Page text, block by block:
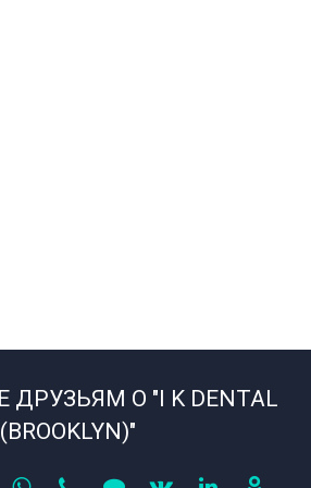
О "I K DENTAL
(BROOKLYN)"